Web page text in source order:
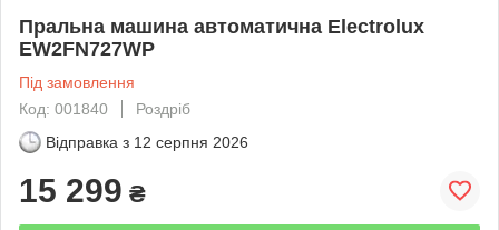
Пральна машина автоматична Electrolux
EW2FN727WP
Під замовлення
Код: 001840
Роздріб
Відправка з 12 серпня 2026
15 299 ₴